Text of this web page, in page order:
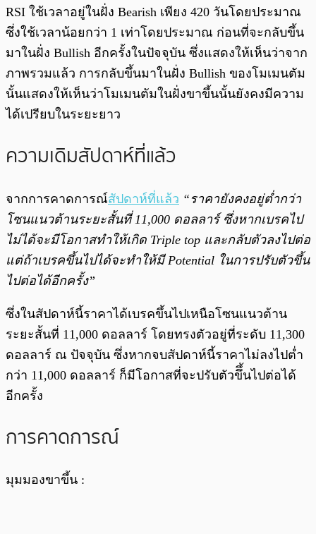
RSI ใช้เวลาอยู่ในฝั่ง Bearish เพียง 420 วันโดยประมาณ
ซึ่งใช้เวลาน้อยกว่า 1 เท่าโดยประมาณ ก่อนที่จะกลับขึ้น
มาในฝั่ง Bullish อีกครั้งในปัจจุบัน ซึ่งแสดงให้เห็นว่าจาก
ภาพรวมแล้ว การกลับขึ้นมาในฝั่ง Bullish ของโมเมนตัม
นั้นแสดงให้เห็นว่าโมเมนตัมในฝั่งขาขึ้นนั้นยังคงมีความ
ได้เปรียบในระยะยาว
ความเดิมสัปดาห์ที่แล้ว
จากการคาดการณ์สัปดาห์ที่แล้ว “ราคายังคงอยู่ต่ำกว่า
โซนแนวต้านระยะสั้นที่ 11,000 ดอลลาร์ ซึ่งหากเบรคไป
ไม่ได้จะมีโอกาสทำให้เกิด Triple top และกลับตัวลงไปต่อ
แต่ถ้าเบรคขึ้นไปได้จะทำให้มี Potential ในการปรับตัวขึ้น
ไปต่อได้อีกครั้ง”
ซึ่งในสัปดาห์นี้ราคาได้เบรคขึ้นไปเหนือโซนแนวต้าน
ระยะสั้นที่ 11,000 ดอลลาร์ โดยทรงตัวอยู่ที่ระดับ 11,300
ดอลลาร์ ณ ปัจจุบัน ซึ่งหากจบสัปดาห์นี้ราคาไม่ลงไปต่ำ
กว่า 11,000 ดอลลาร์ ก็มีโอกาสที่จะปรับตัวขึึ้นไปต่อได้
อีกครั้ง
การคาดการณ์
มุมมองขาขึ้น :